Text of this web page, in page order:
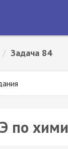
/ Задача 84
по